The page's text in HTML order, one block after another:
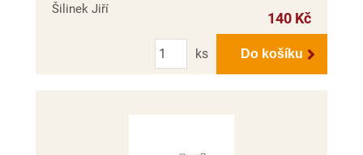
Šilinek Jiří
140 Kč
Počet
ks
Do košíku